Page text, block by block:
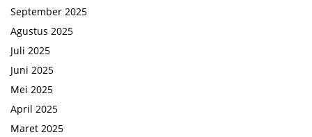
September 2025
Agustus 2025
Juli 2025
Juni 2025
Mei 2025
April 2025
Maret 2025